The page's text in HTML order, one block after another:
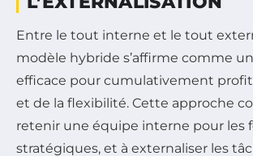
Entre le tout interne et le tout
modèle hybride s’affirme comme
efficace pour cumulativement
et de la flexibilité. Cette approche
retenir une équipe interne pour les
stratégiques, et à externaliser les